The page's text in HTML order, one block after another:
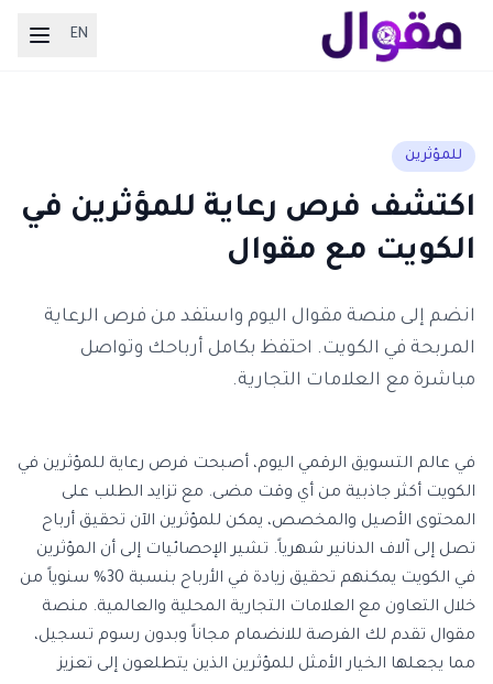
EN
للمؤثرين
اكتشف فرص رعاية للمؤثرين في
الكويت مع مقوال
انضم إلى منصة مقوال اليوم واستفد من فرص الرعاية
المربحة في الكويت. احتفظ بكامل أرباحك وتواصل
مباشرة مع العلامات التجارية.
في عالم التسويق الرقمي اليوم، أصبحت فرص رعاية للمؤثرين في
الكويت أكثر جاذبية من أي وقت مضى. مع تزايد الطلب على
المحتوى الأصيل والمخصص، يمكن للمؤثرين الآن تحقيق أرباح
تصل إلى آلاف الدنانير شهرياً. تشير الإحصائيات إلى أن المؤثرين
في الكويت يمكنهم تحقيق زيادة في الأرباح بنسبة 30% سنوياً من
خلال التعاون مع العلامات التجارية المحلية والعالمية. منصة
مقوال تقدم لك الفرصة للانضمام مجاناً وبدون رسوم تسجيل،
مما يجعلها الخيار الأمثل للمؤثرين الذين يتطلعون إلى تعزيز